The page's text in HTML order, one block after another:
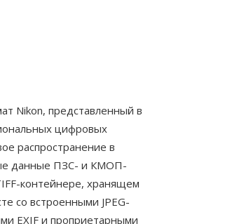
Nikon, представленный в
цифровых
распространение в
данные ПЗС- и КМОП-
контейнере, хранящем
со встроенными JPEG-
EXIF и проприетарными